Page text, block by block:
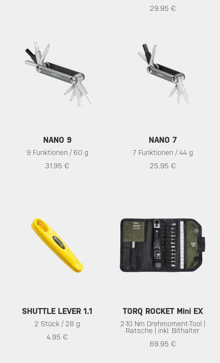
29.95 €
NANO 9
9 Funktionen / 60 g
31.95 €
NANO 7
7 Funktionen / 44 g
25.95 €
SHUTTLE LEVER 1.1
2 Stück / 28 g
4.95 €
TORQ ROCKET Mini EX
2-10 Nm Drehmoment-Tool |
Ratsche | inkl. Bithalter
69.95 €